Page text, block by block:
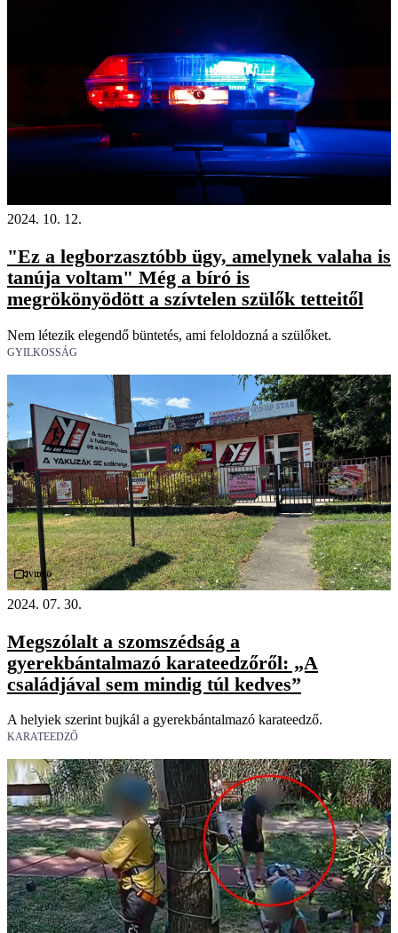
2024. 10. 12.
"Ez a legborzasztóbb ügy, amelynek valaha is
tanúja voltam" Még a bíró is
megrökönyödött a szívtelen szülők tetteitől
Nem létezik elegendő büntetés, ami feloldozná a szülőket.
GYILKOSSÁG
Videó
2024. 07. 30.
Megszólalt a szomszédság a
gyerekbántalmazó karateedzőről: „A
családjával sem mindig túl kedves”
A helyiek szerint bujkál a gyerekbántalmazó karateedző.
KARATEEDZŐ